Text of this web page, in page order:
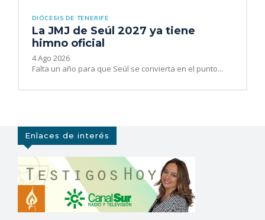
DIÓCESIS DE TENERIFE
La JMJ de Seúl 2027 ya tiene
himno oficial
4 Ago 2026
Falta un año para que Seúl se convierta en el punto...
Enlaces de interés